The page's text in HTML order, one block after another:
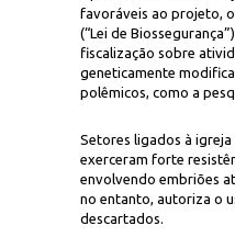
favoráveis ao projeto, o
(“Lei de
fiscalização sobre
geneticamente
polêmicos, como a
Setores ligados à
exerceram forte
envolvendo embriões
no entanto, autoriza o
descartados.
"riscos ambientais"